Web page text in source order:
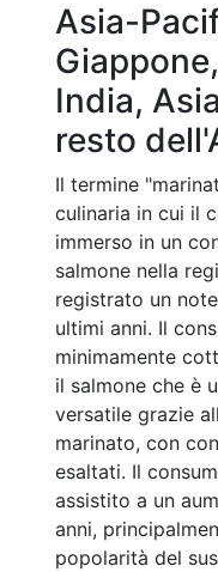
Asia-
India,
resto
Il termine
culinaria in cui il
immerso in un
salmone nella
registrato un
ultimi anni. Il
minimamente
il salmone che è
versatile grazie
marinato, con
esaltati. Il
assistito a un
anni,
popolarità del